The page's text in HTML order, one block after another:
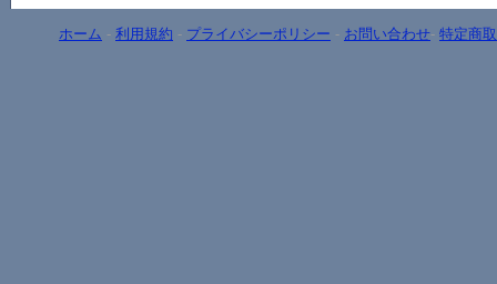
ホーム - 利用規約 - プライバシーポリシー - お問い合わせ- 特定商